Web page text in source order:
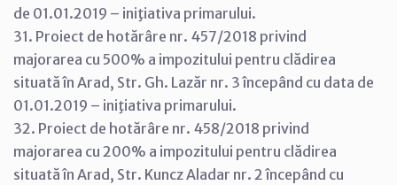
de 01.01.2019 – iniţiativa primarului.
31. Proiect de hotărâre nr. 457/2018 privind
majorarea cu 500% a impozitului pentru clădirea
situată în Arad, Str. Gh. Lazăr nr. 3 începând cu data de
01.01.2019 – iniţiativa primarului.
32. Proiect de hotărâre nr. 458/2018 privind
majorarea cu 200% a impozitului pentru clădirea
situată în Arad, Str. Kuncz Aladar nr. 2 începând cu